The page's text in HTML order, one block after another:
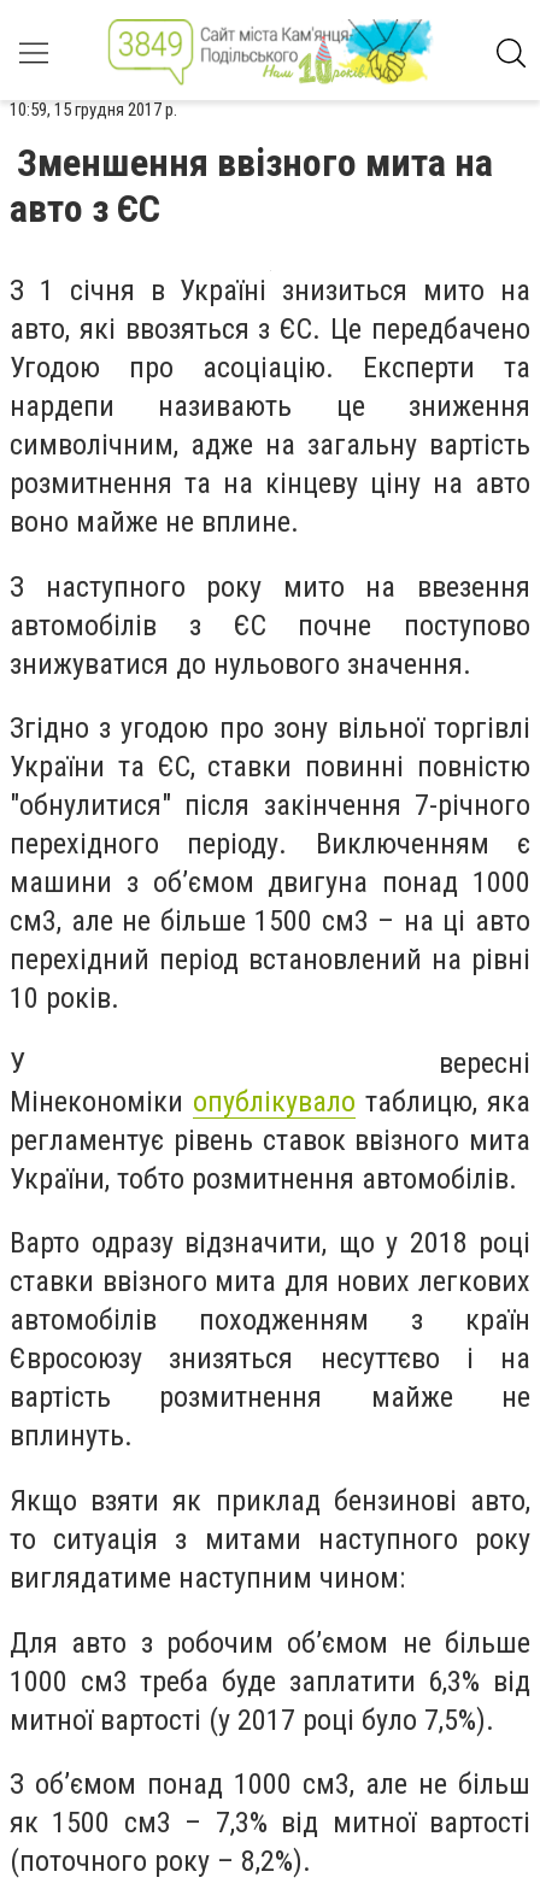
10:59, 15 грудня 2017 р.
Зменшення ввізного мита на
авто з ЄС
З 1 січня в Україні знизиться мито на
авто, які ввозяться з ЄС. Це передбачено
Угодою про асоціацію. Експерти та
нардепи називають це зниження
символічним, адже на загальну вартість
розмитнення та на кінцеву ціну на авто
воно майже не вплине.
З наступного року мито на ввезення
автомобілів з ЄС почне поступово
знижуватися до нульового значення.
Згідно з угодою про зону вільної торгівлі
України та ЄС, ставки повинні повністю
"обнулитися" після закінчення 7-річного
перехідного періоду. Виключенням є
машини з об’ємом двигуна понад 1000
см3, але не більше 1500 см3 – на ці авто
перехідний період встановлений на рівні
10 років.
У вересні
Мінекономіки опублікувало таблицю, яка
регламентує рівень ставок ввізного мита
України, тобто розмитнення автомобілів.
Варто одразу відзначити, що у 2018 році
ставки ввізного мита для нових легкових
автомобілів походженням з країн
Євросоюзу знизяться несуттєво і на
вартість розмитнення майже не
вплинуть.
Якщо взяти як приклад бензинові авто,
то ситуація з митами наступного року
виглядатиме наступним чином:
Для авто з робочим об’ємом не більше
1000 см3 треба буде заплатити 6,3% від
митної вартості (у 2017 році було 7,5%).
З об’ємом понад 1000 см3, але не більш
як 1500 см3 – 7,3% від митної вартості
(поточного року – 8,2%).